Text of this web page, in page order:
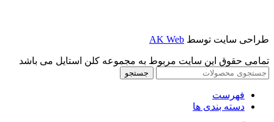
طراحی سایت توسط AK Web
تمامی حقوق این سایت مربوط به مجموعه کلن استایل می باشد
جستجو
فهرست
دسته بندی ها